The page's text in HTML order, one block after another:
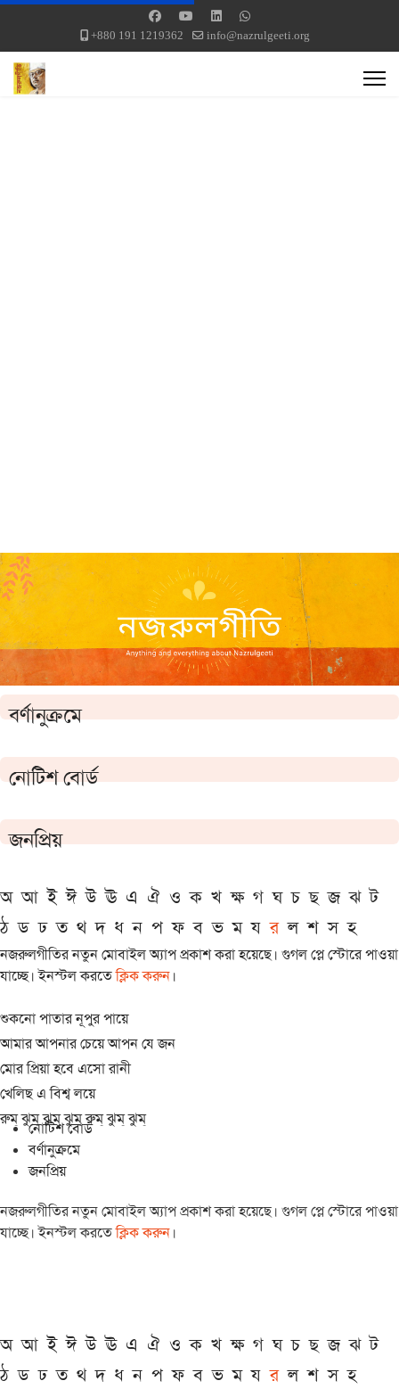
+880 191 1219362 info@nazrulgeeti.org
বর্ণানুক্রমে
নোটিশ বোর্ড
জনপ্রিয়
অ আ ই ঈ উ ঊ এ ঐ ও ক খ ক্ষ গ ঘ চ ছ জ ঝ ট
ঠ ড ঢ ত থ দ ধ ন প ফ ব ভ ম য র ল শ স হ
নজরুলগীতির নতুন মোবাইল অ্যাপ প্রকাশ করা হয়েছে। গুগল প্লে স্টোরে পাওয়া
যাচ্ছে। ইনস্টল করতেক্লিক করুন।
শুকনো পাতার নূপুর পায়ে
আমার আপনার চেয়ে আপন যে জন
মোর প্রিয়া হবে এসো রানী
খেলিছ এ বিশ্ব লয়ে
রুম্ ঝুম্ ঝুম্ ঝুম্ রুম্ ঝুম্ ঝুম্
নোটিশ বোর্ড
বর্ণানুক্রমে
জনপ্রিয়
নজরুলগীতির নতুন মোবাইল অ্যাপ প্রকাশ করা হয়েছে। গুগল প্লে স্টোরে পাওয়া
যাচ্ছে। ইনস্টল করতেক্লিক করুন।
অ আ ই ঈ উ ঊ এ ঐ ও ক খ ক্ষ গ ঘ চ ছ জ ঝ ট
ঠ ড ঢ ত থ দ ধ ন প ফ ব ভ ম য র ল শ স হ